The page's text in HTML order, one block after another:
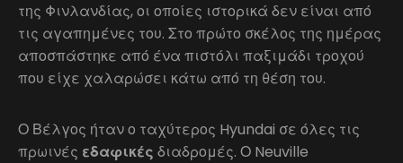
της Φινλανδίας, οι οποίες ιστορικά δεν είναι από
τις αγαπημένες του. Στο πρώτο σκέλος της ημέρας
αποσπάστηκε από ένα πιστόλι παξιμάδι τροχού
που είχε χαλαρώσει κάτω από τη θέση του.
Ο Βέλγος ήταν ο ταχύτερος Hyundai σε όλες τις
πρωινές εδαφικές διαδρομές. Ο Neuville